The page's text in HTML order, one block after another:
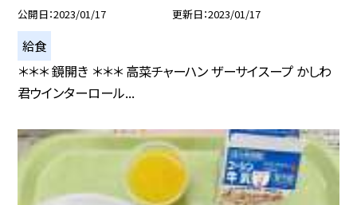
公開日 2023/01/17 更新日 2023/01/17
給食
＊＊＊ 鏡開き ＊＊＊ 高菜チャーハン ザーサイスープ かしわ
君ウインターロール...